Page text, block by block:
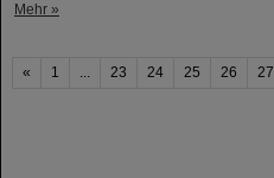
Mehr »
« 1 ... 23 24 25 26 27